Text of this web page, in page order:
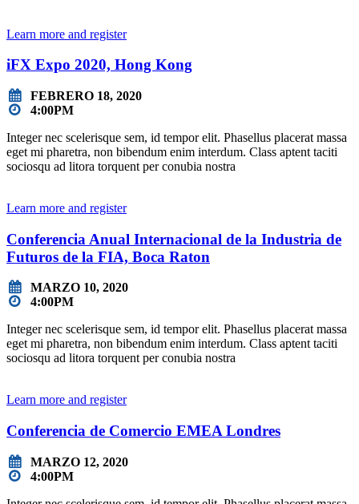
Learn more and register
iFX Expo 2020, Hong Kong
FEBRERO 18, 2020
4:00PM
Integer nec scelerisque sem, id tempor elit. Phasellus placerat massa
eget mi pharetra, non bibendum enim interdum. Class aptent taciti
sociosqu ad litora torquent per conubia nostra
Learn more and register
Conferencia Anual Internacional de la Industria de
Futuros de la FIA, Boca Raton
MARZO 10, 2020
4:00PM
Integer nec scelerisque sem, id tempor elit. Phasellus placerat massa
eget mi pharetra, non bibendum enim interdum. Class aptent taciti
sociosqu ad litora torquent per conubia nostra
Learn more and register
Conferencia de Comercio EMEA Londres
MARZO 12, 2020
4:00PM